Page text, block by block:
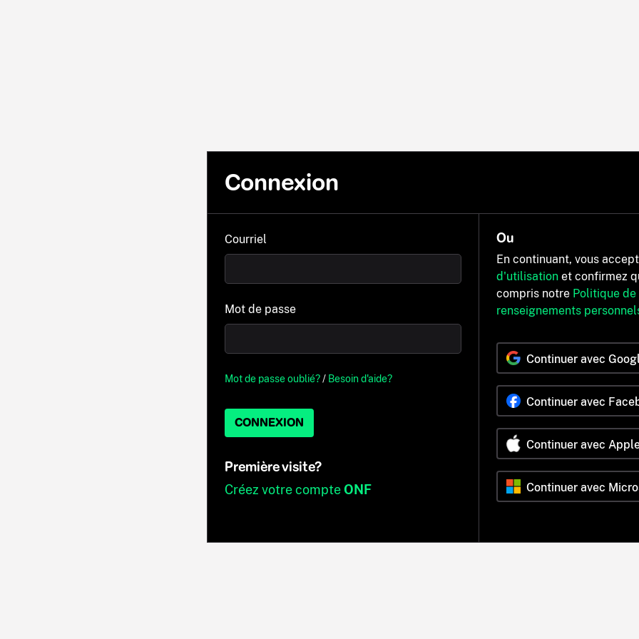
Connexion
Courriel
Mot de passe
Mot de passe oublié?/ Besoin d'aide?
CONNEXION
Première visite?
Créez votre compteONF
Ou
En continuant, vous
d'utilisation et confirmez
compris notre Politique
renseignements
Continuer avec
Continuer avec
Continuer avec
Continuer avec